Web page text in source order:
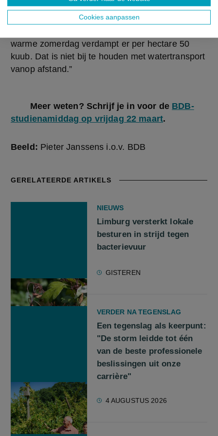
Cookies aanpassen
beregeningsbeurt van 25 mm. Noem dat gerust
waanzin voor een teelt met een bruto-opbrengst
warme zomerdag verdampt er per hectare 50
kuub. Dat is niet bij te houden met watertransport
vanop afstand.”
Meer weten? Schrijf je in voor de BDB-
studienamiddag op vrijdag 22 maart.
Beeld: Pieter Janssens i.o.v. BDB
GERELATEERDE ARTIKELS
NIEUWS
Limburg versterkt lokale
besturen in strijd tegen
bacterievuur
GISTEREN
VERDER NA TEGENSLAG
Een tegenslag als keerpunt:
"De storm leidde tot één
van de beste professionele
beslissingen uit onze
carrière"
4 AUGUSTUS 2026